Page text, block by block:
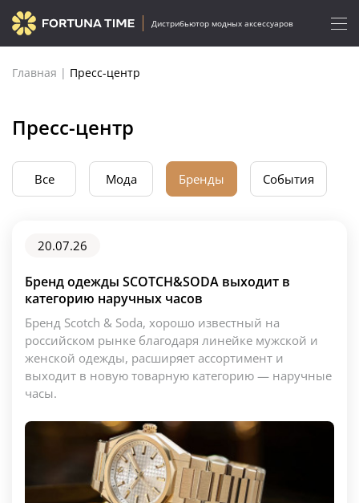
Дистрибьютор модных аксессуаров
Главная | Пресс-центр
Пресс-центр
Все Мода Бренды События
20.07.26
Бренд одежды SCOTCH&SODA выходит в
категорию наручных часов
Бренд Scotch & Soda, хорошо известный на
российском рынке благодаря линейке мужской и
женской одежды, расширяет ассортимент и
выходит в новую товарную категорию — наручные
часы.